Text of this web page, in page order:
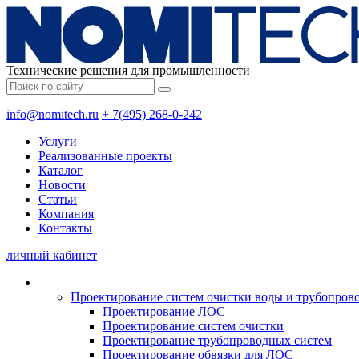
Технические решения для промышленности
info@nomitech.ru + 7(495) 268-0-242
Услуги
Реализованные проекты
Каталог
Новости
Статьи
Компания
Контакты
личный кабинет
Проектирование систем очистки воды и
Проектирование ЛОС
Проектирование систем очистки
Проектирование трубопроводных систем
Проектирование обвязки для ЛОС